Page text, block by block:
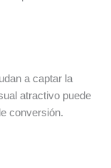
a captar la
atractivo puede
conversión.